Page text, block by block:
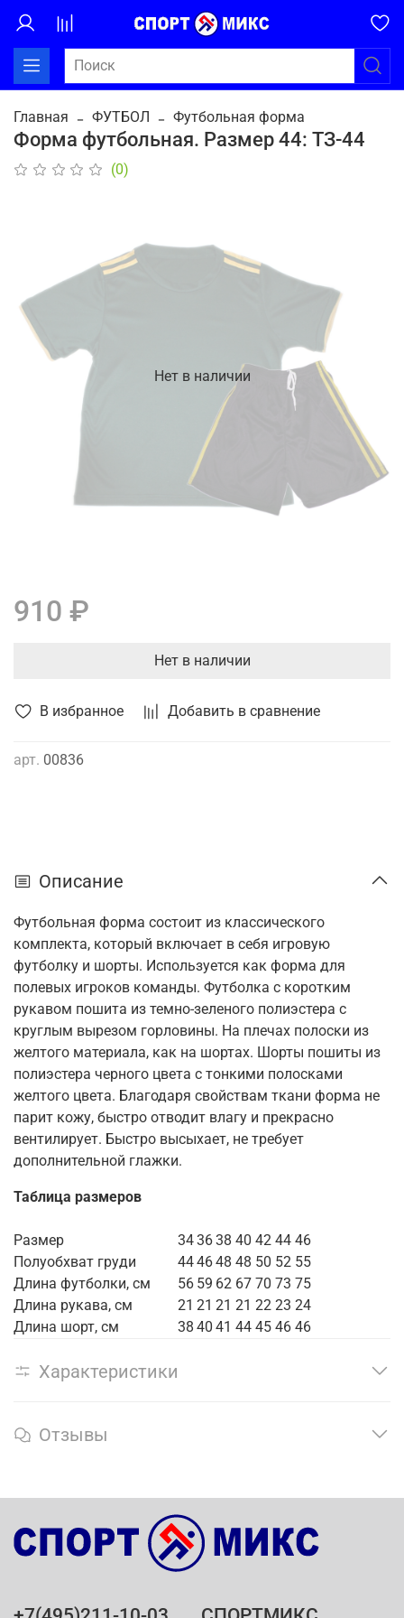
Главная ФУТБОЛ Футбольная форма
Форма футбольная. Размер 44: ТЗ-44
(0)
В избранное Добавить в сравнение
арт. 00836
Нет в наличии
910 ₽
Нет в наличии
Описание
Футбольная форма состоит из классического
комплекта, который включает в себя игровую
футболку и шорты. Используется как форма для
полевых игроков команды. Футболка с коротким
рукавом пошита из темно-зеленого полиэстера с
круглым вырезом горловины. На плечах полоски из
желтого материала, как на шортах. Шорты пошиты из
полиэстера черного цвета с тонкими полосками
желтого цвета. Благодаря свойствам ткани форма не
парит кожу, быстро отводит влагу и прекрасно
вентилирует. Быстро высыхает, не требует
дополнительной глажки.
Таблица размеров
Размер 343638 40 42 44 46
Полуобхват груди
444648 48 50 52 55
Длина футболки, см
56 59 62 67 70 73 75
Длина рукава, см
21 21 21 21 22 23 24
Длина шорт, см
38 40 41 44 45 46 46
Характеристики
Отзывы